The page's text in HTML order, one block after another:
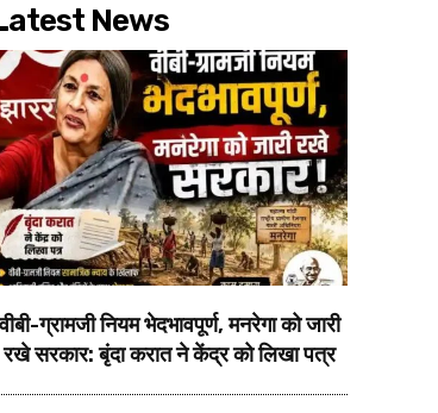
News
ग्रामजी नियम भेदभावपूर्ण, मनरेगा को जारी
रखे सरकार: बृंदा करात ने केंद्र को लिखा पत्र